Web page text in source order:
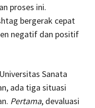
proses ini.
bergerak cepat
negatif dan positif
Sanata
ada tiga situasi
Pertama, devaluasi